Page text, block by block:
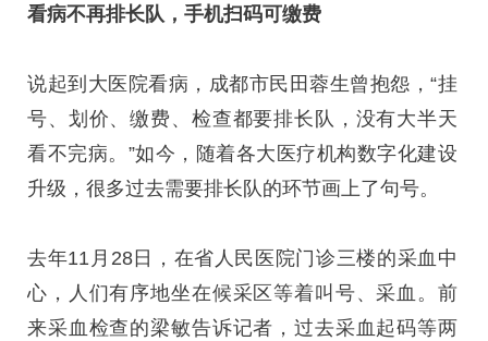
看病不再排长队，手机扫码可缴费
说起到大医院看病，成都市民田蓉生曾抱怨，“挂
号、划价、缴费、检查都要排长队，没有大半天
看不完病。”如今，随着各大医疗机构数字化建设
升级，很多过去需要排长队的环节画上了句号。
去年11月28日，在省人民医院门诊三楼的采血中
心，人们有序地坐在候采区等着叫号、采血。前
来采血检查的梁敏告诉记者，过去采血起码等两